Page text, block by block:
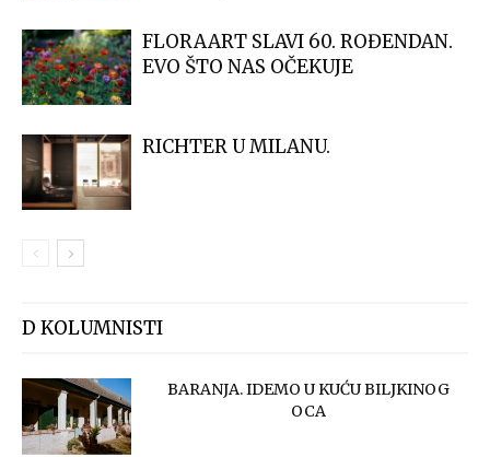
FLORAART SLAVI 60. ROĐENDAN.
EVO ŠTO NAS OČEKUJE
RICHTER U MILANU.
D KOLUMNISTI
BARANJA. IDEMO U KUĆU BILJKINOG
OCA